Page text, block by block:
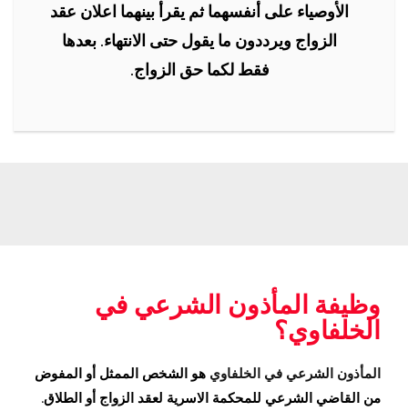
الأوصياء على أنفسهما ثم يقرأ بينهما اعلان عقد
الزواج ويرددون ما يقول حتى الانتهاء. بعدها
فقط لكما حق الزواج.
وظيفة المأذون الشرعي في
الخلفاوي؟
المأذون الشرعي في الخلفاوي هو الشخص الممثل أو المفوض
من القاضي الشرعي للمحكمة الاسرية لعقد الزواج أو الطلاق.